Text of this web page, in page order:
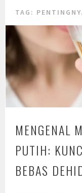
TAG:
MENGENAL
PUTIH:
BEBAS